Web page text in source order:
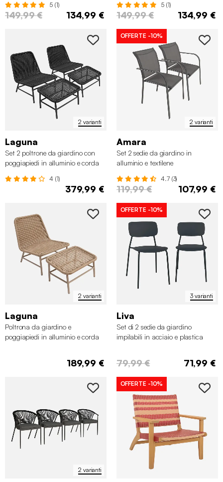
5 (1)
149,99 € 134,99 €
5 (1)
149,99 € 134,99 €
2 varianti
Laguna
Set 2 poltrone da giardino con
poggiapiedi in alluminio e corda
4 (1)
379,99 €
2 varianti
OFFERTE -10%
Amara
Set 2 sedie da giardino in
alluminio e textilene
4.7 (3)
119,99 € 107,99 €
2 varianti
Laguna
Poltrona da giardino e
poggiapiedi in alluminio e corda
189,99 €
3 varianti
OFFERTE -10%
Liva
Set di 2 sedie da giardino
impilabili in acciaio e plastica
79,99 € 71,99 €
2 varianti
OFFERTE -10%